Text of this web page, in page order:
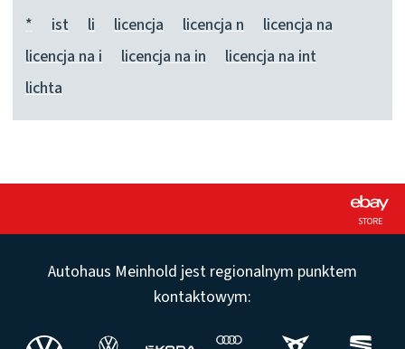
* ist li licencja licencja n
licencja na
licencja na i
licencja na in
licencja na int
lichta
STORE
Autohaus Meinhold jest regionalnym punktem
kontaktowym: